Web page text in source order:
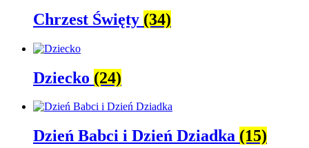
Chrzest Święty (34)
Dziecko (24)
Dzień Babci i Dzień Dziadka (15)